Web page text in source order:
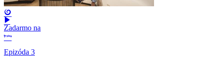
Zadarmo na
Epizóda 3